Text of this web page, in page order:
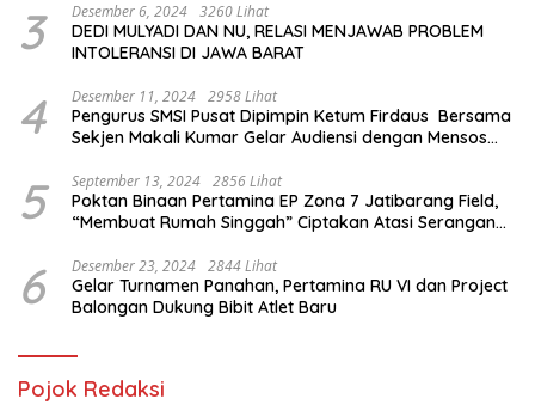
3 Desember 6, 2024 3260 Lihat
DEDI MULYADI DAN NU, RELASI MENJAWAB PROBLEM
INTOLERANSI DI JAWA BARAT
4 Desember 11, 2024 2958 Lihat
Pengurus SMSI Pusat Dipimpin Ketum Firdaus Bersama
Sekjen Makali Kumar Gelar Audiensi dengan Mensos
5 September 13, 2024 2856 Lihat
Poktan Binaan Pertamina EP Zona 7 Jatibarang Field,
“Membuat Rumah Singgah” Ciptakan Atasi Serangan
6 Desember 23, 2024 2844 Lihat
Gelar Turnamen Panahan, Pertamina RU VI dan Project
Balongan Dukung Bibit Atlet Baru
Pojok Redaksi